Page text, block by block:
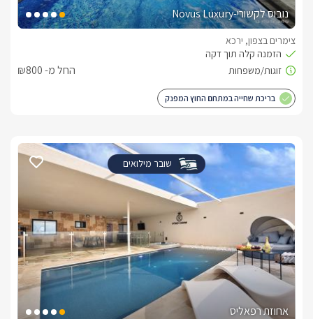
נובוס לקשורי-Novus Luxury
צימרים בצפון, ירכא
החל מ- ₪800
בריכת שחייה במתחם החוץ המפנק
שובר מילואים
אחוזת רפאליס